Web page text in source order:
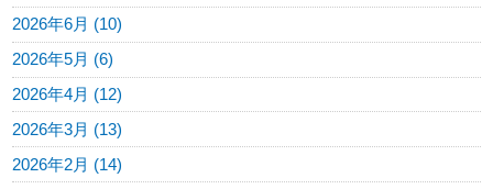
2026年6月 (10)
2026年5月 (6)
2026年4月 (12)
2026年3月 (13)
2026年2月 (14)